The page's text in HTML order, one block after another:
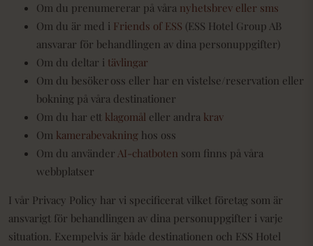
Om du prenumererar på våra nyhetsbrev eller sms
Om du är med i Friends of ESS (ESS Hotel Group AB
ansvarar för behandlingen av dina personuppgifter)
Om du deltar i tävlingar
Om du besöker oss eller har en vistelse/reservation eller
bokning på våra destinationer
Om du har ett klagomål eller andra krav
Om kamerabevakning hos oss
Om du använderAI-chatboten som finns på våra
webbplatser
I vår Privacy Policy har vi specificerat vilket företag som är
ansvarigt för behandlingen av dina personuppgifter i varje
situation. Exempelvis är både destinationen och ESS Hotel